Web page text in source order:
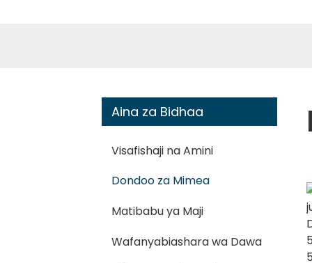
Aina za Bidhaa
Visafishaji na Amini
Dondoo za Mimea
Matibabu ya Maji
Wafanyabiashara wa Dawa